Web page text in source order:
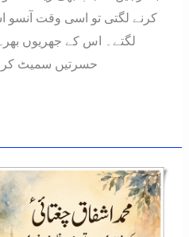
کرنے لگتی تو اسی وقت آنسو
لگتے۔ اس کے جھریوں
حسرتیں سمیٹ